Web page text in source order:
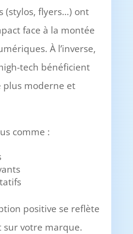
(stylos, flyers…) ont
face à la montée
À l’inverse,
tech bénéficient
plus moderne et
comme :
positive se reflète
votre marque.